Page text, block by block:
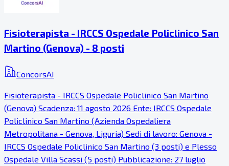
Fisioterapista - IRCCS Ospedale Policlinico San
Martino (Genova) - 8 posti
ConcorsAI
Fisioterapista - IRCCS Ospedale Policlinico San Martino
(Genova) Scadenza: 11 agosto 2026 Ente: IRCCS Ospedale
Policlinico San Martino (Azienda Ospedaliera
Metropolitana - Genova, Liguria) Sedi di lavoro: Genova -
IRCCS Ospedale Policlinico San Martino (3 posti) e Plesso
Ospedale Villa Scassi (5 posti) Pubblicazione: 27 luglio